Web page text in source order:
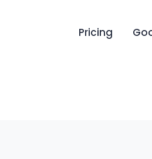
Pricing